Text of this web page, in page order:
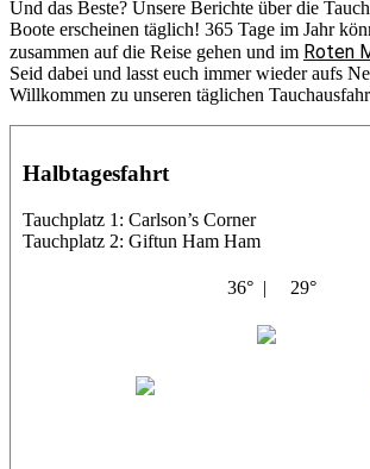
Und das Beste? Unsere Berichte über die
Boote erscheinen täglich! 365 Tage im Jahr
zusammen auf die Reise gehen und im Roten
Seid dabei und lasst euch immer wieder aufs
Willkommen zu unseren täglichen
Halbtagesfahrt
Tauchplatz 1: Carlson’s Corner
Tauchplatz 2: Giftun Ham Ham
36° | 29°